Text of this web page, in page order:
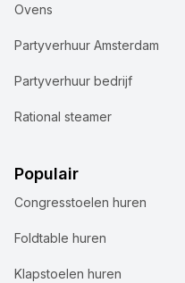
Ovens
Partyverhuur Amsterdam
Partyverhuur bedrijf
Rational steamer
Populair
Congresstoelen huren
Foldtable huren
Klapstoelen huren